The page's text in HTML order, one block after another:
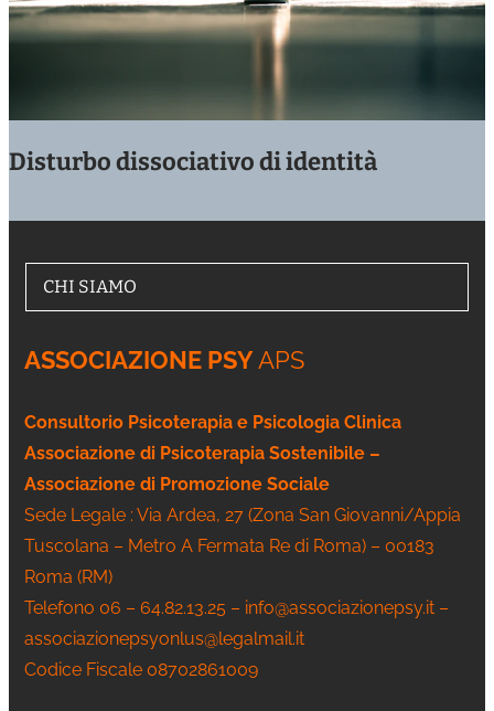
Disturbo dissociativo di identità
CHI SIAMO
ASSOCIAZIONE PSYAPS
Consultorio Psicoterapia e Psicologia Clinica
Associazione di Psicoterapia Sostenibile –
Associazione di Promozione Sociale
Sede Legale : Via Ardea, 27 (Zona San Giovanni/Appia
Tuscolana – Metro A Fermata Re di Roma) – 00183
Roma (RM)
Telefono 06 – 64.82.13.25 – info@associazionepsy.it –
associazionepsyonlus@legalmail.it
Codice Fiscale 08702861009